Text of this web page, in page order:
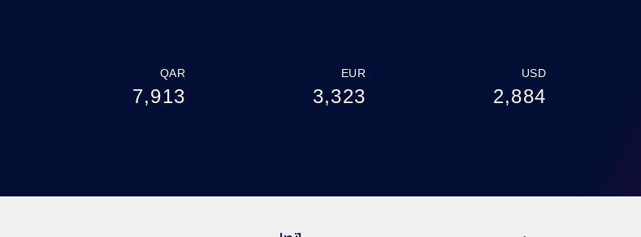
QAR
7,913
EUR
3,323
USD
2,884